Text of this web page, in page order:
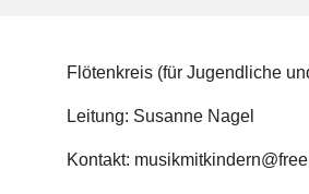
Flötenkreis (für Jugendliche
Leitung: Susanne Nagel
Kontakt: